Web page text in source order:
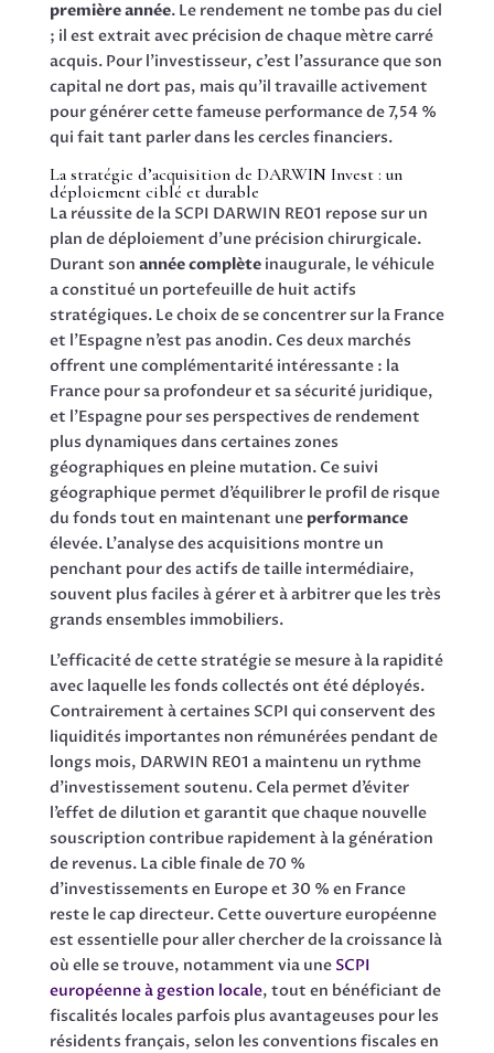
première année. Le rendement ne tombe pas du ciel
; il est extrait avec précision de chaque mètre carré
acquis. Pour l’investisseur, c’est l’assurance que son
capital ne dort pas, mais qu’il travaille activement
pour générer cette fameuse performance de 7,54 %
qui fait tant parler dans les cercles financiers.
La stratégie d’acquisition de DARWIN Invest : un
déploiement ciblé et durable
La réussite de la SCPI DARWIN RE01 repose sur un
plan de déploiement d’une précision chirurgicale.
Durant son année complèteinaugurale, le véhicule
a constitué un portefeuille de huit actifs
stratégiques. Le choix de se concentrer sur la France
et l’Espagne n’est pas anodin. Ces deux marchés
offrent une complémentarité intéressante : la
France pour sa profondeur et sa sécurité juridique,
et l’Espagne pour ses perspectives de rendement
plus dynamiques dans certaines zones
géographiques en pleine mutation. Ce suivi
géographique permet d’équilibrer le profil de risque
du fonds tout en maintenant une performance
élevée. L’analyse des acquisitions montre un
penchant pour des actifs de taille intermédiaire,
souvent plus faciles à gérer et à arbitrer que les très
grands ensembles immobiliers.
L’efficacité de cette stratégie se mesure à la rapidité
avec laquelle les fonds collectés ont été déployés.
Contrairement à certaines SCPI qui conservent des
liquidités importantes non rémunérées pendant de
longs mois, DARWIN RE01 a maintenu un rythme
d’investissement soutenu. Cela permet d’éviter
l’effet de dilution et garantit que chaque nouvelle
souscription contribue rapidement à la génération
de revenus. La cible finale de 70 %
d’investissements en Europe et 30 % en France
reste le cap directeur. Cette ouverture européenne
est essentielle pour aller chercher de la croissance là
où elle se trouve, notamment via une SCPI
européenne à gestion locale, tout en bénéficiant de
fiscalités locales parfois plus avantageuses pour les
résidents français, selon les conventions fiscales en